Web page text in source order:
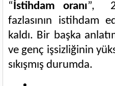
“İstihdam oranı”,
fazlasının istihdam
kaldı. Bir başka
ve genç işsizliğinin
sıkışmış durumda.